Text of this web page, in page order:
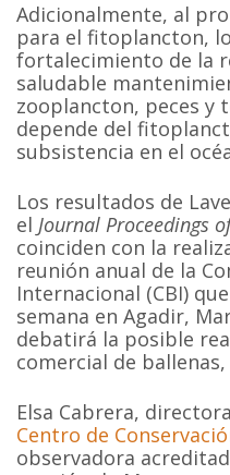
Adicionalmente, al
para el fitoplancton,
fortalecimiento de la
saludable
zooplancton, peces y
depende del
subsistencia en el
Los resultados de
elJournal Proceedings
coinciden con la
reunión anual de la
Internacional (CBI)
semana en Agadir,
debatirá la posible
comercial de
Elsa Cabrera,
Centro de
observadora